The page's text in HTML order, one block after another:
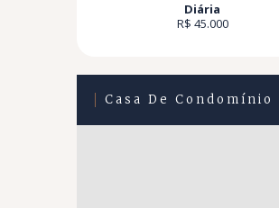
Diária
R$ 45.000
Casa De Condomínio